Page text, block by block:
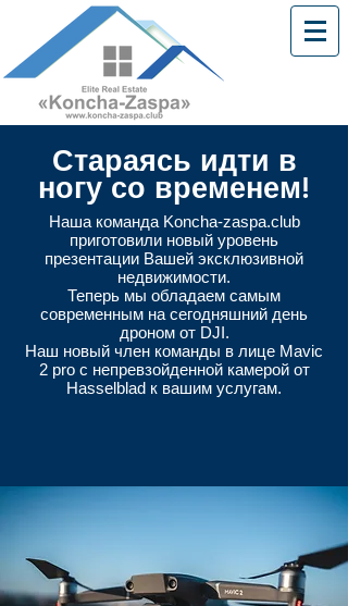
Стараясь идти в
ногу со временем!
Наша команда Koncha-zaspa.club
приготовили новый уровень
презентации Вашей эксклюзивной
недвижимости.
Теперь мы обладаем самым
современным на сегодняшний день
дроном от DJI.
Наш новый член команды в лице Mavic
2 pro c непревзойденной камерой от
Hasselblad к вашим услугам.